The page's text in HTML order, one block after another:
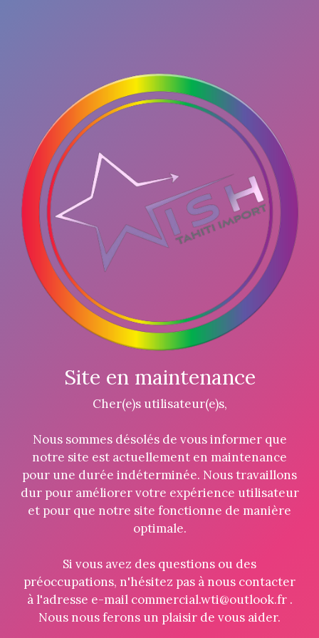
Site en maintenance
Cher(e)s utilisateur(e)s,
Nous sommes désolés de vous informer que
notre site est actuellement en maintenance
pour une durée indéterminée. Nous travaillons
dur pour améliorer votre expérience utilisateur
et pour que notre site fonctionne de manière
optimale.
Si vous avez des questions ou des
préoccupations, n'hésitez pas à nous contacter
à l'adresse e-mail commercial.wti@outlook.fr .
Nous nous ferons un plaisir de vous aider.